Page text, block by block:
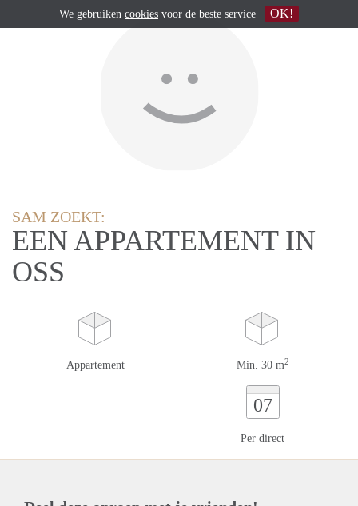
SAM ZOEKT:
EEN APPARTEMENT IN
OSS
Appartement Min. 30 m2
07
Per direct
We gebruiken cookies voor de beste service OK!